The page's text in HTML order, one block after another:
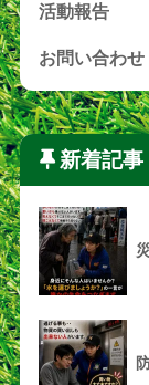
活動報告
お問い合わせ
新着記事